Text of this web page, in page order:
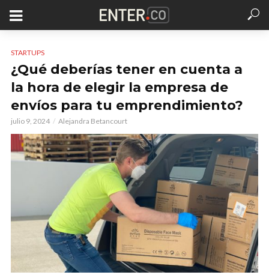
STARTUPS
¿Qué deberías tener en cuenta a
la hora de elegir la empresa de
envíos para tu emprendimiento?
julio 9, 2024 Alejandra Betancourt